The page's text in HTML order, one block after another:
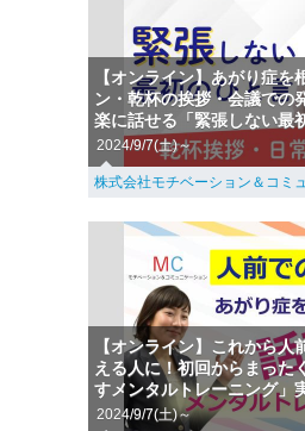
【オンライン】あがり症を
ン・乾杯の挨拶・会議での
楽に話せる「緊張しない最
2024/9/7(土)～
株式会社モチベーション＆コミ
【オンライン】これから人
える人に！初回からまった
すメンタルトレーニング」
2024/9/7(土)～